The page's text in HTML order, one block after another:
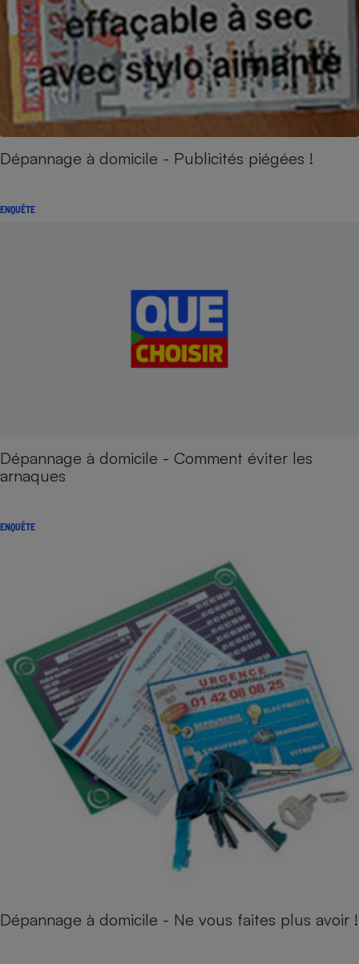
Dépannage à domicile - Publicités piégées !
ENQUÊTE
Dépannage à domicile - Comment éviter les
arnaques
ENQUÊTE
Dépannage à domicile - Ne vous faites plus avoir !